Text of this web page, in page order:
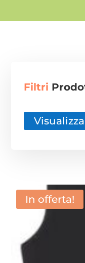
Filtri
In offerta!